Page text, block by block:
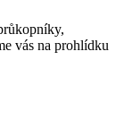
vás na prohlídku